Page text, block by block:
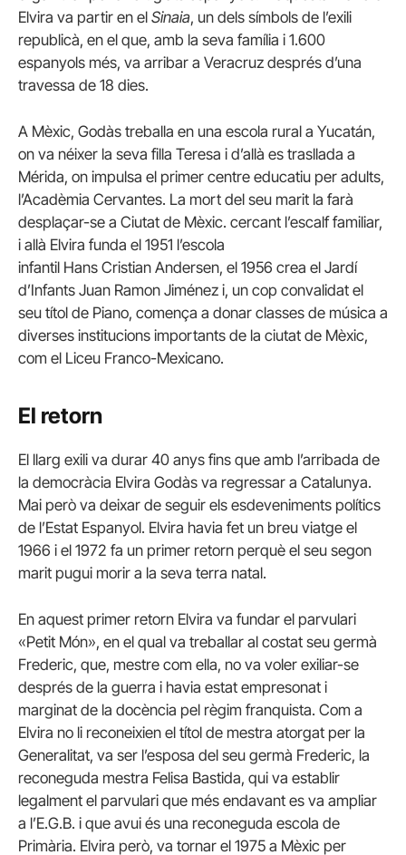
Elvira va partir en el Sinaia, un dels símbols de l’exili
republicà, en el que, amb la seva família i 1.600
espanyols més, va arribar a Veracruz després d’una
travessa de 18 dies.
A Mèxic, Godàs treballa en una escola rural a Yucatán,
on va néixer la seva filla Teresa i d’allà es trasllada a
Mérida, on impulsa el primer centre educatiu per adults,
l’Acadèmia Cervantes. La mort del seu marit la farà
desplaçar-se a Ciutat de Mèxic. cercant l’escalf familiar,
i allà Elvira funda el 1951 l’escola
infantil Hans Cristian Andersen, el 1956 crea el Jardí
d’Infants Juan Ramon Jiménez i, un cop convalidat el
seu títol de Piano, comença a donar classes de música a
diverses institucions importants de la ciutat de Mèxic,
com el Liceu Franco-Mexicano.
El retorn
El llarg exili va durar 40 anys fins que amb l’arribada de
la democràcia Elvira Godàs va regressar a Catalunya.
Mai però va deixar de seguir els esdeveniments polítics
de l’Estat Espanyol. Elvira havia fet un breu viatge el
1966 i el 1972 fa un primer retorn perquè el seu segon
marit pugui morir a la seva terra natal.
En aquest primer retorn Elvira va fundar el parvulari
«Petit Món», en el qual va treballar al costat seu germà
Frederic, que, mestre com ella, no va voler exiliar-se
després de la guerra i havia estat empresonat i
marginat de la docència pel règim franquista. Com a
Elvira no li reconeixien el títol de mestra atorgat per la
Generalitat, va ser l’esposa del seu germà Frederic, la
reconeguda mestra Felisa Bastida, qui va establir
legalment el parvulari que més endavant es va ampliar
a l’E.G.B. i que avui és una reconeguda escola de
Primària. Elvira però, va tornar el 1975 a Mèxic per